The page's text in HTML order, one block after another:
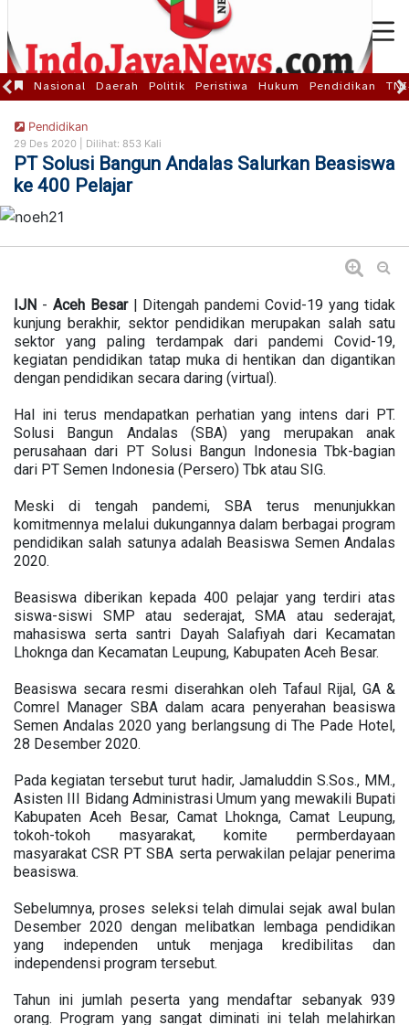
Nasional Daerah Politik Peristiwa Hukum Pendidikan
Pendidikan
29 Des 2020 | Dilihat: 853 Kali
PT Solusi Bangun Andalas Salurkan Beasiswa
ke 400 Pelajar
IJN - Aceh Besar| Ditengah pandemi Covid-19 yang tidak
kunjung berakhir, sektor pendidikan merupakan salah satu
sektor yang paling terdampak dari pandemi Covid-19,
kegiatan pendidikan tatap muka di hentikan dan digantikan
dengan pendidikan secara daring (virtual).
Hal ini terus mendapatkan perhatian yang intens dari PT.
Solusi Bangun Andalas (SBA) yang merupakan anak
perusahaan dari PT Solusi Bangun Indonesia Tbk-bagian
dari PT Semen Indonesia (Persero) Tbk atau SIG.
Meski di tengah pandemi, SBA terus menunjukkan
komitmennya melalui dukungannya dalam berbagai program
pendidikan salah satunya adalah Beasiswa Semen Andalas
2020.
Beasiswa diberikan kepada 400 pelajar yang terdiri atas
siswa-siswi SMP atau sederajat, SMA atau sederajat,
mahasiswa serta santri Dayah Salafiyah dari Kecamatan
Lhoknga dan Kecamatan Leupung, Kabupaten Aceh Besar.
Beasiswa secara resmi diserahkan oleh Tafaul Rijal, GA &
Comrel Manager SBA dalam acara penyerahan beasiswa
Semen Andalas 2020 yang berlangsung di The Pade Hotel,
28 Desember 2020.
Pada kegiatan tersebut turut hadir, Jamaluddin S.Sos., MM.,
Asisten III Bidang Administrasi Umum yang mewakili Bupati
Kabupaten Aceh Besar, Camat Lhoknga, Camat Leupung,
tokoh-tokoh masyarakat, komite permberdayaan
masyarakat CSR PT SBA serta perwakilan pelajar penerima
beasiswa.
Sebelumnya, proses seleksi telah dimulai sejak awal bulan
Desember 2020 dengan melibatkan lembaga pendidikan
yang independen untuk menjaga kredibilitas dan
independensi program tersebut.
Tahun ini jumlah peserta yang mendaftar sebanyak 939
orang. Program yang sangat diminati ini telah melahirkan